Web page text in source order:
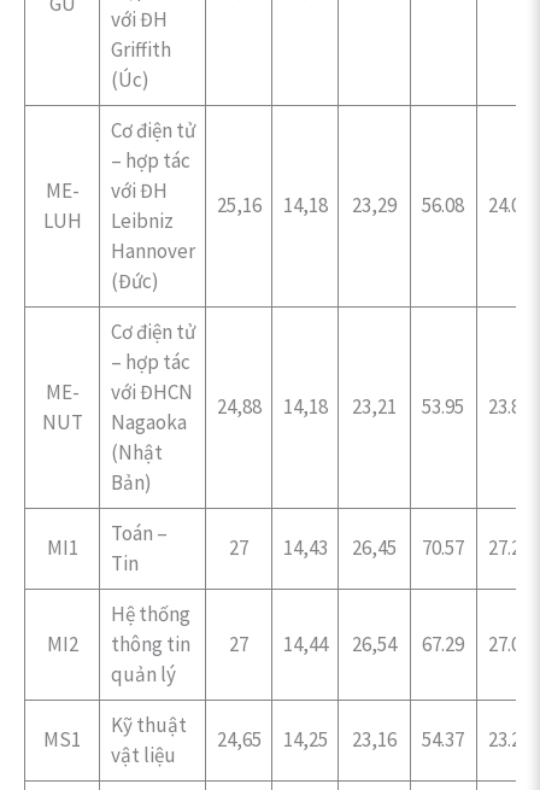
với ĐH
Griffith
(Úc)
ME-
LUH
Cơ điện tử
– hợp tác
với ĐH
Leibniz
Hannover
(Đức)
25,16 14,18 23,29 56.08 24.02
ME-
NUT
Cơ điện tử
– hợp tác
với ĐHCN
Nagaoka
(Nhật
Bản)
24,88 14,18 23,21 53.95 23.85
MI1
Toán –
Tin
27 14,43 26,45 70.57 27.21
MI2
Hệ thống
thông tin
quản lý
27 14,44 26,54 67.29 27.06
MS1
Kỹ thuật
vật liệu
24,65 14,25 23,16 54.37 23.25